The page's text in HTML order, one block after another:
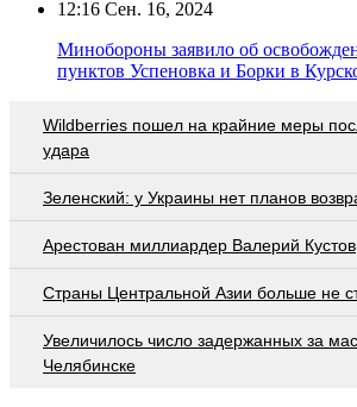
12:16 Сен. 16, 2024
Минобороны заявило об
пунктов Успеновка и Борки в
Wildberries пошел на крайние меры
удара
Зеленский: у Украины нет планов
Арестован миллиардер Валерий Кустов
Страны Центральной Азии больше не
Увеличилось число задержанных за
Челябинске